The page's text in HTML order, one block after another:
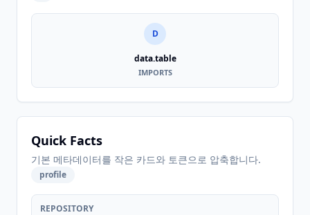
D
data.table
IMPORTS
Quick Facts
기본 메타데이터를 작은 카드와 토큰으로 압축합니다.
profile
REPOSITORY